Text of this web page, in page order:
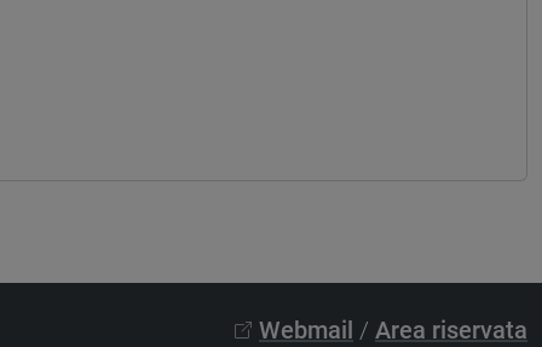
Webmail / Area riservata